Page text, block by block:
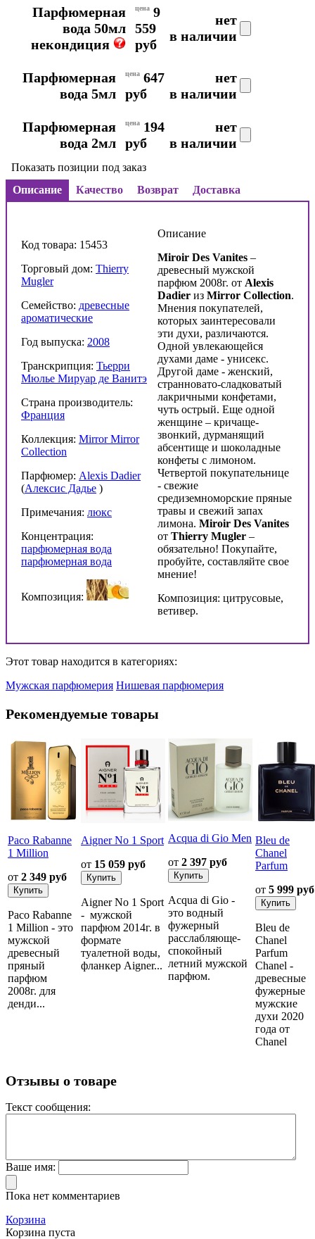
Парфюмерная
вода 50мл
некондиция
цена 9
559
руб
нет
в наличии
Парфюмерная
вода 5мл
цена 647
руб
нет
в наличии
Парфюмерная
вода 2мл
цена 194
руб
нет
в наличии
Показать позиции под заказ
Описание
Качество Возврат Доставка
Код товара: 15453
Торговый дом: Thierry
Mugler
Семейство: древесные
ароматические
Год выпуска: 2008
Транскрипция: Тьерри
Мюлье Мируар де Ванитэ
Страна производитель:
Франция
Коллекция: Mirror Mirror
Collection
Парфюмер: Alexis Dadier
(Алексис Дадье )
Примечания: люкс
Концентрация:
парфюмерная вода
парфюмерная вода
Композиция:
Описание
Miroir Des Vanites –
древесный мужской
парфюм 2008г. от Alexis
Dadier из Mirror Collection.
Мнения покупателей,
которых заинтересовали
эти духи, различаются.
Одной увлекающейся
духами даме - унисекс.
Другой даме - женский,
странновато-сладковатый
лакричными конфетами,
чуть острый. Еще одной
женщине – кричаще-
звонкий, дурманящий
абсентище и шоколадные
конфеты с лимоном.
Четвертой покупательнице
- свежие
средиземноморские пряные
травы и свежий запах
лимона. Miroir Des Vanites
от Thierry Mugler –
обязательно! Покупайте,
пробуйте, составляйте свое
мнение!
Композиция: цитрусовые,
ветивер.
Этот товар находится в категориях:
Мужская парфюмерия Нишевая парфюмерия
Рекомендуемые товары
Paco Rabanne
1 Million
от 2 349 руб
Paco Rabanne
1 Million - это
мужской
древесный
пряный
парфюм
2008г. для
денди...
Aigner No 1 Sport
от 15 059 руб
Aigner No 1 Sport
- мужской
парфюм 2014г. в
формате
туалетной воды,
фланкер Aigner...
Acqua di Gio Men
от 2 397 руб
Acqua di Gio -
это водный
фужерный
расслабляюще-
спокойный
летний мужской
парфюм.
Bleu de
Chanel
Parfum
от 5 999 руб
Bleu de
Chanel
Parfum
Chanel -
древесные
фужерные
мужские
духи 2020
года от
Chanel
Отзывы о товаре
Текст сообщения:
Ваше имя:
Пока нет комментариев
Корзина
Корзина пуста